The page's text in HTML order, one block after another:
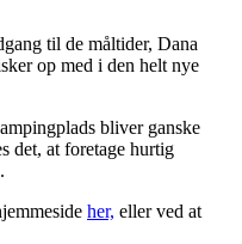
til de måltider, Dana
op med i den helt nye
bliver ganske
det, at foretage hurtig
her, eller ved at